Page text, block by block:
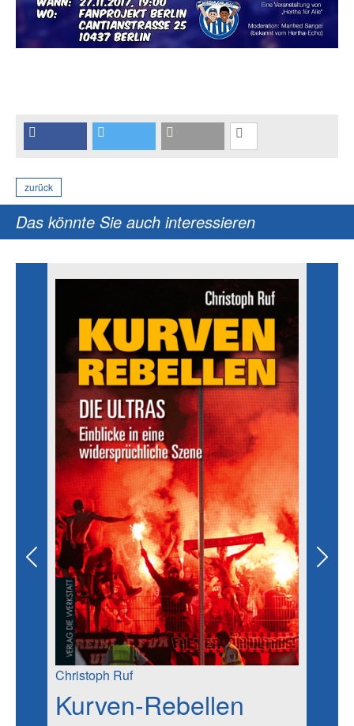
zurück
Das könnte Sie auch interessieren
Christoph Ruf
Kurven-Rebellen
Previous Next